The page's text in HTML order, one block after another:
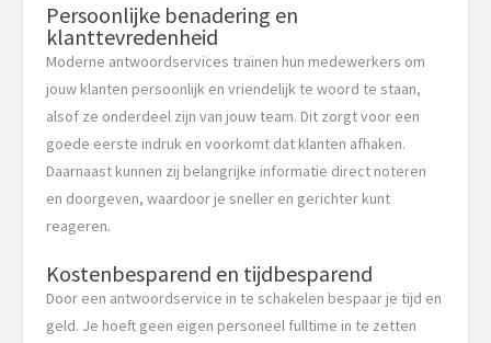
Persoonlijke benadering en
klanttevredenheid
Moderne antwoordservices trainen hun medewerkers om
jouw klanten persoonlijk en vriendelijk te woord te staan,
alsof ze onderdeel zijn van jouw team. Dit zorgt voor een
goede eerste indruk en voorkomt dat klanten afhaken.
Daarnaast kunnen zij belangrijke informatie direct noteren
en doorgeven, waardoor je sneller en gerichter kunt
reageren.
Kostenbesparend en tijdbesparend
Door een antwoordservice in te schakelen bespaar je tijd en
geld. Je hoeft geen eigen personeel fulltime in te zetten